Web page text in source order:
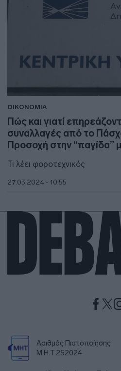
ΟΙΚΟΝΟΜΙΑ
Πώς και γιατί
συναλλαγές από το
Προσοχή στην “παγίδα”
Τι λέει φοροτεχνικός
27.03.2024 - 10:55
Αριθμός Πιστοποίησης
Μ.Η.Τ.252024